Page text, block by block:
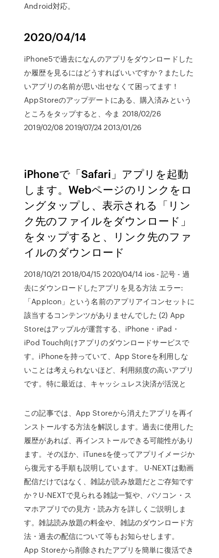
Android対応。
2020/04/14
iPhone5で過去になんのアプリをダウンロードした
か履歴を見るにはどうすればいいですか？またした
いアプリの名前が思い出せなくて困ってます！
AppStoreのアップデートにある、購入済みという
ところをタップすると、今ま 2018/02/26
2019/02/08 2019/07/24 2013/01/26
iPhoneで「Safari」アプリを起動
します。Webページのリンクをロ
ングタップし、表示される「リン
ク先のファイルをダウンロード」
をタップすると、リンク先のファ
イルのダウンロード
2018/10/21 2018/04/15 2020/04/14 ios - 記号 - 過
去にダウンロードしたアプリを見る方法 エラー:
「AppIcon」という名前のアプリアイコンセットに
該当するコンテンツがありませんでした (2) App
Storeはアップルが運営する、iPhone・iPad・
iPod Touch向けアプリのダウンロードサービスで
す。iPhoneを持っていて、App Storeを利用しな
いことは考えられないほど、利用頻度の高いアプリ
です。特に最近は、キャッシュレス決済が活況と
この記事では、App Storeから消えたアプリを再イ
ンストールする方法を解説します。過去に使用した
履歴があれば、再インストールできる可能性があり
ます。そのほか、iTunesを使ってアプリイメージか
ら復元する手順も説明しています。 U-NEXTは動画
配信だけではなく、雑誌が読み放題だとご存知です
か？U-NEXTで見られる雑誌一覧や、パソコン・ス
マホアプリでの見方・読み方を詳しくご説明しま
す。雑誌読み放題の料金や、雑誌のダウンロード方
法・過去の配信について等もお知らせします。
App Storeから削除されたアプリを簡単に復活でき